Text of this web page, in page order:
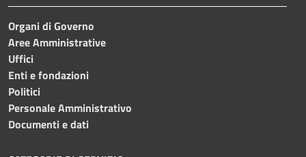
Organi di Governo
Aree Amministrative
Uffici
Enti e fondazioni
Politici
Personale Amministrativo
Documenti e dati